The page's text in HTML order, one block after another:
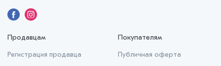
Продавцам
Регистрация продавца
Покупателям
Публичная оферта